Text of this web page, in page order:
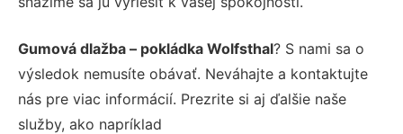
Gumová dlažba – pokládka Wolfsthal? S nami sa o
výsledok nemusíte obávať. Neváhajte a kontaktujte
nás pre viac informácií. Prezrite si aj ďalšie naše
služby, ako napríklad